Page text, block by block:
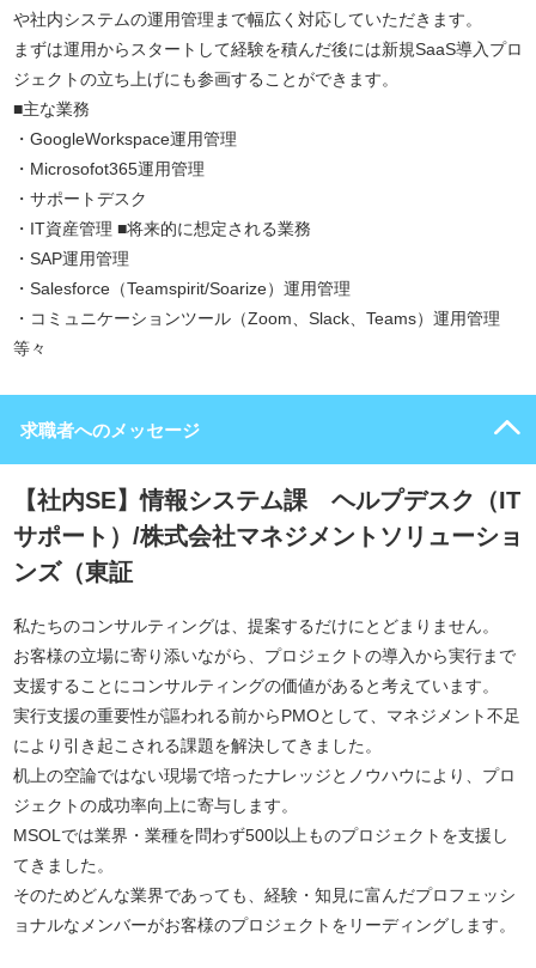
や社内システムの運用管理まで幅広く対応していただきます。
まずは運用からスタートして経験を積んだ後には新規SaaS導入プロ
ジェクトの立ち上げにも参画することができます。
■主な業務
・GoogleWorkspace運用管理
・Microsofot365運用管理
・サポートデスク
・IT資産管理 ■将来的に想定される業務
・SAP運用管理
・Salesforce（Teamspirit/Soarize）運用管理
・コミュニケーションツール（Zoom、Slack、Teams）運用管理
等々
求職者へのメッセージ
【社内SE】情報システム課 ヘルプデスク（IT
サポート）/株式会社マネジメントソリューショ
ンズ（東証
私たちのコンサルティングは、提案するだけにとどまりません。
お客様の立場に寄り添いながら、プロジェクトの導入から実行まで
支援することにコンサルティングの価値があると考えています。
実行支援の重要性が謳われる前からPMOとして、マネジメント不足
により引き起こされる課題を解決してきました。
机上の空論ではない現場で培ったナレッジとノウハウにより、プロ
ジェクトの成功率向上に寄与します。
MSOLでは業界・業種を問わず500以上ものプロジェクトを支援し
てきました。
そのためどんな業界であっても、経験・知見に富んだプロフェッシ
ョナルなメンバーがお客様のプロジェクトをリーディングします。